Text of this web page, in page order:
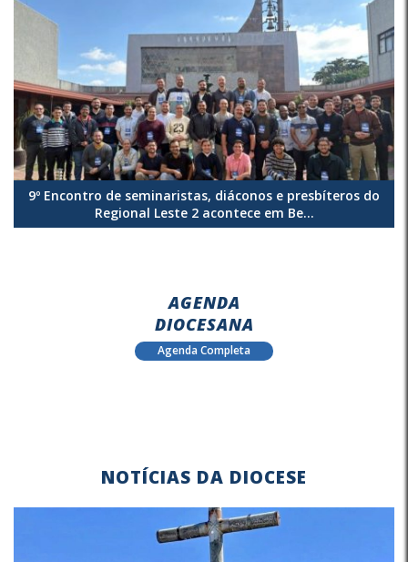
9º Encontro de seminaristas, diáconos e presbíteros do
Regional Leste 2 acontece em Be...
AGENDA
DIOCESANA
Agenda Completa
NOTÍCIAS DA DIOCESE